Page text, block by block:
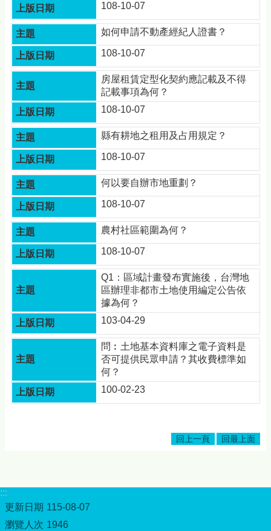
網
站
導
常
見
Q&A
隱
私
權
宣
告
版
權
宣
告
資
訊
安
政
策
府
站
資
108-10-07
如何申請不動產經紀人證書？
108-10-07
房屋租賃定型化契約應記載及不得
記載事項為何？
108-10-07
縣有耕地之租用及占用規定？
108-10-07
何以要自辦市地重劃？
108-10-07
農村社區範圍為何？
108-10-07
Q1：區域計畫發布實施後，台灣地
區辦理非都市土地使用編定公告依
據為何？
103-04-29
問︰土地基本資料庫之電子資料是
否可提供民眾申請？其收費標準如
何？
100-02-23
回上一頁 回最上面
:::
更新日期 115-08-07
瀏覽人次 1946